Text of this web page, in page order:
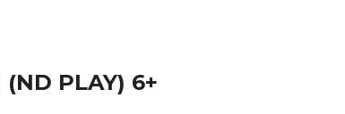
PLAY) 6+